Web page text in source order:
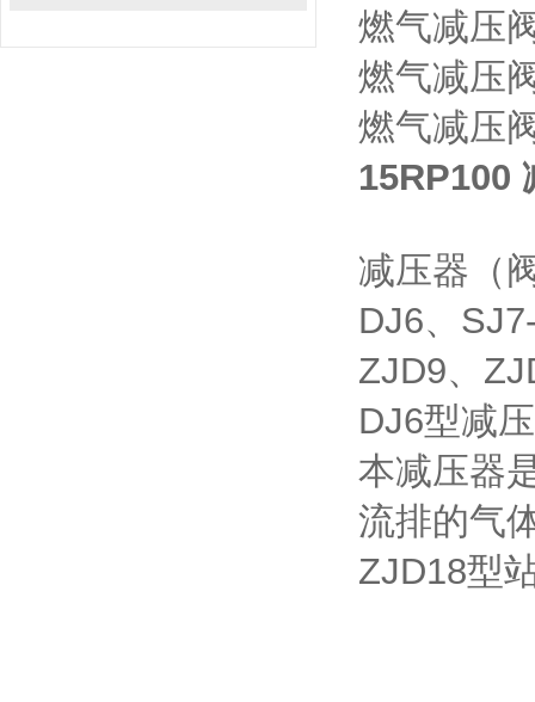
燃气减压
燃气减压
燃气减压
15RP100
减压器（
DJ6、
ZJD9、
DJ6型减
本减压器
流排的气
ZJD18型